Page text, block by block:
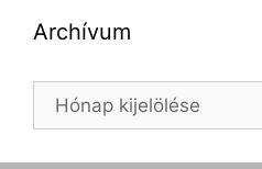
Archívum
Archívum